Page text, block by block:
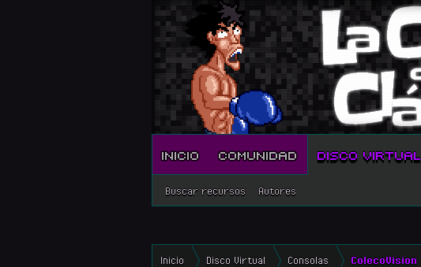
INICIO COMUNIDAD DISCO VIRTUAL
Buscar recursos Autores
Inicio Disco Virtual Consolas ColecoVision